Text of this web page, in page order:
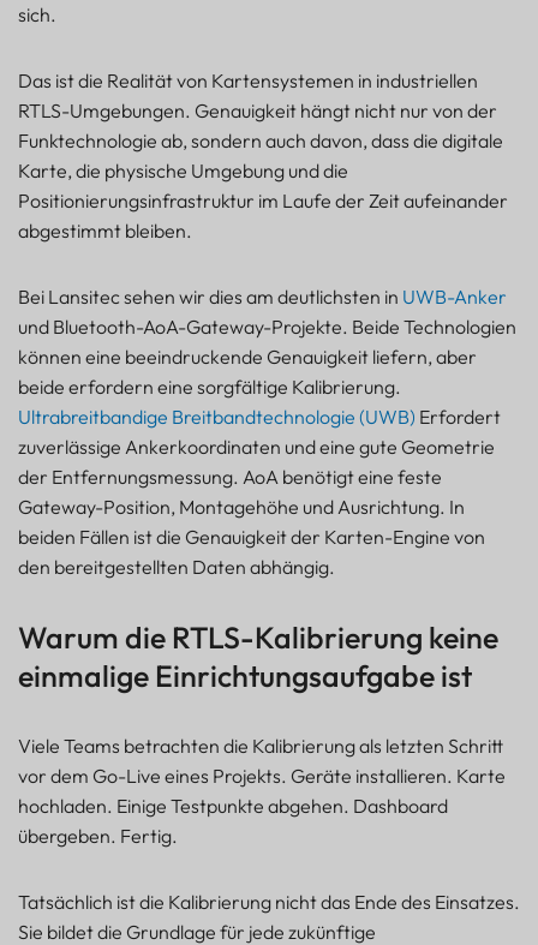
sich.
Das ist die Realität von Kartensystemen in industriellen
RTLS-Umgebungen. Genauigkeit hängt nicht nur von der
Funktechnologie ab, sondern auch davon, dass die digitale
Karte, die physische Umgebung und die
Positionierungsinfrastruktur im Laufe der Zeit aufeinander
abgestimmt bleiben.
Bei Lansitec sehen wir dies am deutlichsten in UWB-Anker
und Bluetooth-AoA-Gateway-Projekte. Beide Technologien
können eine beeindruckende Genauigkeit liefern, aber
beide erfordern eine sorgfältige Kalibrierung.
Ultrabreitbandige Breitbandtechnologie (UWB) Erfordert
zuverlässige Ankerkoordinaten und eine gute Geometrie
der Entfernungsmessung. AoA benötigt eine feste
Gateway-Position, Montagehöhe und Ausrichtung. In
beiden Fällen ist die Genauigkeit der Karten-Engine von
den bereitgestellten Daten abhängig.
Warum die RTLS-Kalibrierung keine
einmalige Einrichtungsaufgabe ist
Viele Teams betrachten die Kalibrierung als letzten Schritt
vor dem Go-Live eines Projekts. Geräte installieren. Karte
hochladen. Einige Testpunkte abgehen. Dashboard
übergeben. Fertig.
Tatsächlich ist die Kalibrierung nicht das Ende des Einsatzes.
Sie bildet die Grundlage für jede zukünftige